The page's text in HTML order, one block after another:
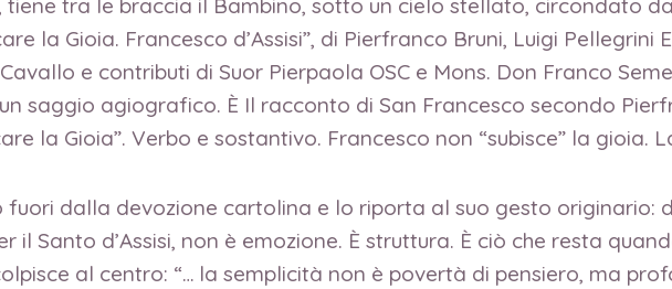
tiene tra le braccia il Bambino, sotto un cielo stellato, circondato
la Gioia. Francesco d’Assisi”, di Pierfranco Bruni, Luigi
e contributi di Suor Pierpaola OSC e Mons. Don Franco
saggio agiografico. È Il racconto di San Francesco secondo
la Gioia”. Verbo e sostantivo. Francesco non “subisce” la gioia.
fuori dalla devozione cartolina e lo riporta al suo gesto originario:
il Santo d’Assisi, non è emozione. È struttura. È ciò che resta
al centro: “… la semplicità non è povertà di pensiero, ma